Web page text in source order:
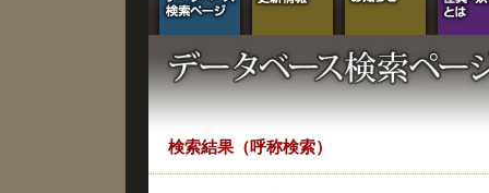
検索結果（呼称検索）